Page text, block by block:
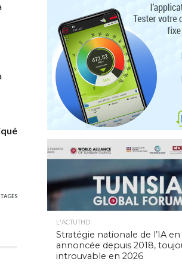
L'ACTUTHD
Stratégie nationale de l’IA en
annoncée depuis 2018,
introuvable en 2026